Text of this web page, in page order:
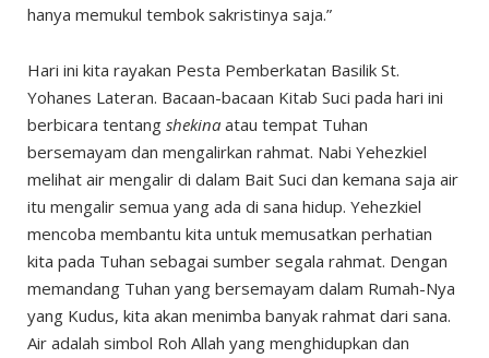
hanya memukul tembok sakristinya saja.”
Hari ini kita rayakan Pesta Pemberkatan Basilik St.
Yohanes Lateran. Bacaan-bacaan Kitab Suci pada hari ini
berbicara tentang shekina atau tempat Tuhan
bersemayam dan mengalirkan rahmat. Nabi Yehezkiel
melihat air mengalir di dalam Bait Suci dan kemana saja air
itu mengalir semua yang ada di sana hidup. Yehezkiel
mencoba membantu kita untuk memusatkan perhatian
kita pada Tuhan sebagai sumber segala rahmat. Dengan
memandang Tuhan yang bersemayam dalam Rumah-Nya
yang Kudus, kita akan menimba banyak rahmat dari sana.
Air adalah simbol Roh Allah yang menghidupkan dan